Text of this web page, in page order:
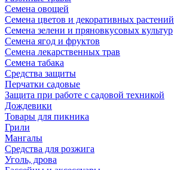
Семена овощей
Семена цветов и декоративных растений
Семена зелени и пряновкусовых культур
Семена ягод и фруктов
Семена лекарственных трав
Семена табака
Средства защиты
Перчатки садовые
Защита при работе с садовой техникой
Дождевики
Товары для пикника
Грили
Мангалы
Средства для розжига
Уголь, дрова